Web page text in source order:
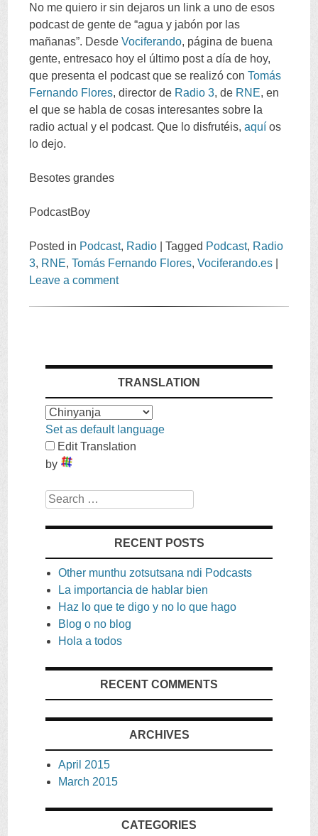
No me quiero ir sin dejaros un link a uno de esos
podcast de gente de “agua y jabón por las
mañanas”. Desde Vociferando, página de buena
gente,entresaco hoy el último post a día de hoy,
que presenta el podcast que se realizó con Tomás
Fernando Flores,director de Radio 3,de RNE,en
el que se habla de cosas interesantes sobre la
radio actual y el podcast.Que lo disfrutéis,aquí os
lo dejo.
Besotes grandes
PodcastBoy
Posted in Podcast, Radio |Tagged Podcast, Radio
3, RNE,Tomás Fernando Flores,Vociferando.es
Leave a comment
TRANSLATION
Set as default language
Edit Translation
by
Search
RECENT POSTS
Other munthu zotsutsana ndi Podcasts
La importancia de hablar bien
Haz lo que te digo y no lo que hago
Blog o no blog
Hola a todos
RECENT COMMENTS
ARCHIVES
April 2015
March 2015
CATEGORIES